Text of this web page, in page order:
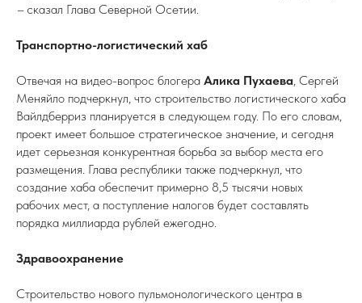
– сказал Глава Северной Осетии.
Транспортно-логистический хаб
Отвечая на видео-вопрос блогера Алика Пухаева, Сергей
Меняйло подчеркнул, что строительство логистического хаба
Вайлдберриз планируется в следующем году. По его словам,
проект имеет большое стратегическое значение, и сегодня
идет серьезная конкурентная борьба за выбор места его
размещения. Глава республики также подчеркнул, что
создание хаба обеспечит примерно 8,5 тысячи новых
рабочих мест, а поступление налогов будет составлять
порядка миллиарда рублей ежегодно.
Здравоохранение
Строительство нового пульмонологического центра в